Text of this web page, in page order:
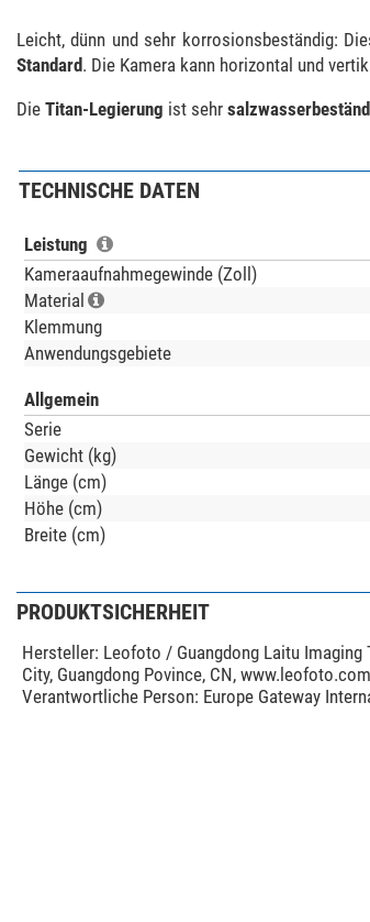
Leicht, dünn und sehr korrosionsbeständig:
Standard. Die Kamera kann horizontal und
Die Titan-Legierung ist sehr
TECHNISCHE DATEN
Leistung
Kameraaufnahmegewinde (Zoll)
Material
Klemmung
Anwendungsgebiete
Allgemein
Serie
Gewicht (kg)
Länge (cm)
Höhe (cm)
Breite (cm)
PRODUKTSICHERHEIT
Hersteller: Leofoto / Guangdong Laitu Imaging
City, Guangdong Povince, CN, www.leofoto.com
Verantwortliche Person: Europe Gateway